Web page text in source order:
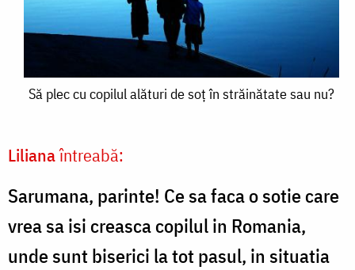
Să
cu
alături
de
soț
Să plec cu copilul alături de soț în străinătate sau nu?
Lilianaîntreabă:
Sarumana, parinte! Ce sa faca o sotie care
vrea sa isi creasca copilul in Romania,
unde sunt biserici la tot pasul, in situatia